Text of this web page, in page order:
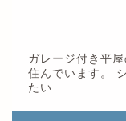
ガレージ付き平
住んでいます。
たい